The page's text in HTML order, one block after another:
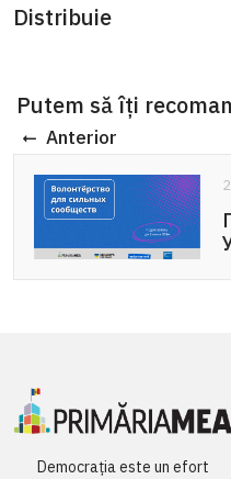
Distribuie
Putem să îți
Anterior
Democrația este un efort